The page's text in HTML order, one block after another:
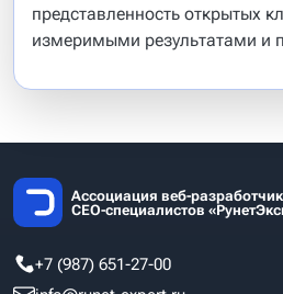
представленность открытых
измеримыми результатами и
Ассоциация веб-
СЕО-специалистов
+7 (987) 651-27-00